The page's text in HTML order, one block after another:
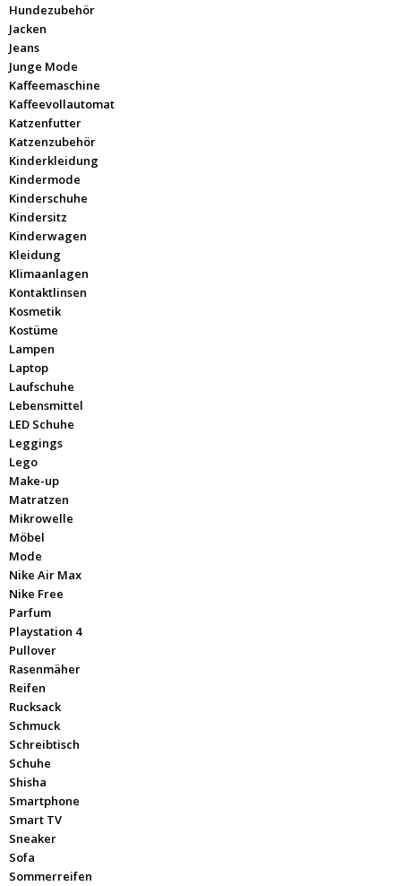
Hundezubehör
Jacken
Jeans
Junge Mode
Kaffeemaschine
Kaffeevollautomat
Katzenfutter
Katzenzubehör
Kinderkleidung
Kindermode
Kinderschuhe
Kindersitz
Kinderwagen
Kleidung
Klimaanlagen
Kontaktlinsen
Kosmetik
Kostüme
Lampen
Laptop
Laufschuhe
Lebensmittel
LED Schuhe
Leggings
Lego
Make-up
Matratzen
Mikrowelle
Möbel
Mode
Nike Air Max
Nike Free
Parfum
Playstation 4
Pullover
Rasenmäher
Reifen
Rucksack
Schmuck
Schreibtisch
Schuhe
Shisha
Smartphone
Smart TV
Sneaker
Sofa
Sommerreifen